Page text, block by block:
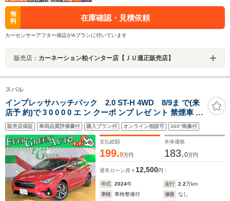
無
料
在庫確認・見積依頼
カーセンサーアフター保証がAプランに付いています
販売店： カーネーション柏インター店【ＪＵ適正販売店】
スバル
インプレッサハッチバック 2.0 ST-H 4WD 8/9ま で(来
店予 約)で 3 0 0 0 0 エ ン クーポ ンプ レゼ ント 禁煙車 新
世代アイサイト 全周囲モニター 純正メモリナビ シートヒ
ーター ETC2.0 Bluetooth パワーシート 電動パーキング
アルミペダル LEDライト
販売店保証 車両品質評価書付 購入プラン付 オンライン相談可 360°画像付
支払総額
199.9万円
本体価格
183.0万円
通常ローン 月々12,500円
年式 2024年 走行 2.2万km
車検
車検整備付 修復
なし